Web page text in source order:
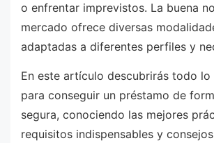
o enfrentar imprevistos. La buena
mercado ofrece diversas
adaptadas a diferentes perfiles y
En este artículo descubrirás todo lo
para conseguir un préstamo de
segura, conociendo las mejores
requisitos indispensables y